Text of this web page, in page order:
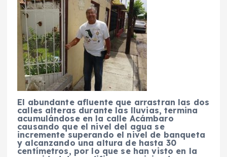
El abundante afluente que arrastran las dos
calles alteras durante las lluvias, termina
acumulándose en la calle Acámbaro
causando que el nivel del agua se
incremente superando el nivel de banqueta
y alcanzando una altura de hasta 30
centímetros, por lo que se han visto en la